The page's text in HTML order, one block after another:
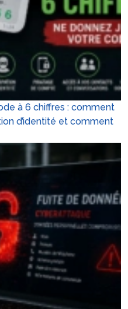
à 6 chiffres : comment
d’identité et comment